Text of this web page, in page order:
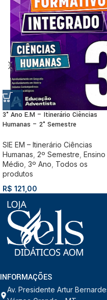
3° Ano E.M – Itinerário Ciências
Humanas – 2° Semestre
SIE EM – Itinerário Ciências
Humanas 2º Semestre Ensino
Médio 3º Ano Todos os
produtos
R$ 121,00
INFORMAÇÕES
Av. Presidente Artur